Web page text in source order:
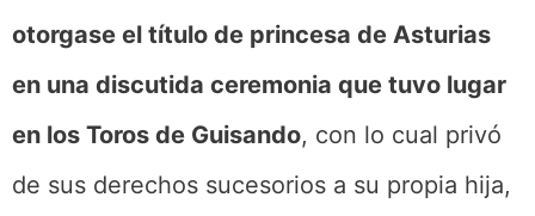
otorgase el título de princesa de Asturias
en una discutida ceremonia que tuvo lugar
en los Toros de Guisando, con lo cual privó
de sus derechos sucesorios a su propia hija,